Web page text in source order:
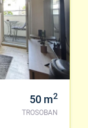
50 m2
TROSOBAN